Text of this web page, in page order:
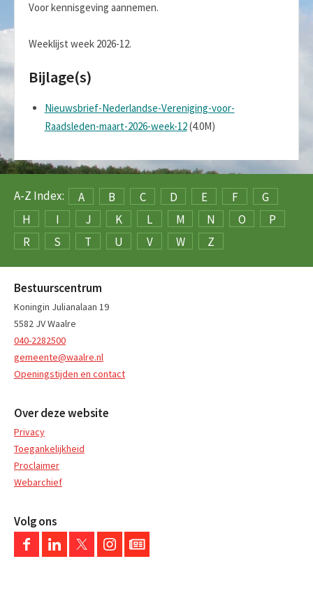
Voor kennisgeving aannemen.
Weeklijst week 2026-12.
Bijlage(s)
Nieuwsbrief-Nederlandse-Vereniging-voor-
Raadsleden-maart-2026-week-12(4.0M)
A-Z Index: A B C D E F
G
H
I J K L M N O
P
R
S T U V W Z
Bestuurscentrum
Koningin Julianalaan 19
5582 JV Waalre
040-2282500
gemeente@waalre.nl
Openingstijden en contact
Over deze website
Privacy
Toegankelijkheid
Proclaimer
Webarchief
Volg ons